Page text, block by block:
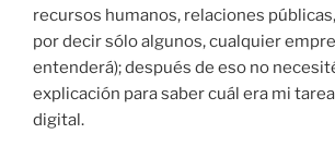
recursos humanos, relaciones
por decir sólo algunos, cualquier
entenderá); después de eso no
explicación para saber cuál era mi
digital.